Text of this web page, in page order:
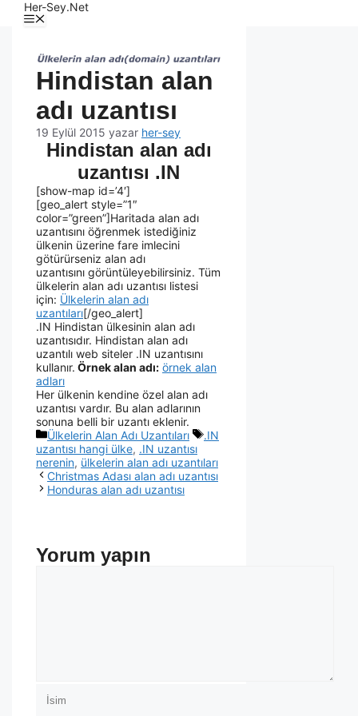
Her-Sey.Net
Hindistan alan
adı uzantısı
19 Eylül 2015 yazar her-sey
Hindistan alan adı
uzantısı .IN
[show-map id=’4′]
[geo_alert style=”1″
color=”green”]Haritada alan adı
uzantısını öğrenmek istediğiniz
ülkenin üzerine fare imlecini
götürürseniz alan adı
uzantısını görüntüleyebilirsiniz. Tüm
ülkelerin alan adı uzantısı listesi
için: Ülkelerin alan adı
uzantıları[/geo_alert]
.IN Hindistan ülkesinin alan adı
uzantısıdır. Hindistan alan adı
uzantılı web siteler .IN uzantısını
kullanır. Örnek alan adı: örnek alan
adları
Her ülkenin kendine özel alan adı
uzantısı vardır. Bu alan adlarının
sonuna belli bir uzantı eklenir.
Ülkelerin Alan Adı Uzantıları
.IN
uzantısı hangi ülke, .IN uzantısı
nerenin, ülkelerin alan adı uzantıları
Christmas Adası alan adı uzantısı
Honduras alan adı uzantısı
Yorum yapın